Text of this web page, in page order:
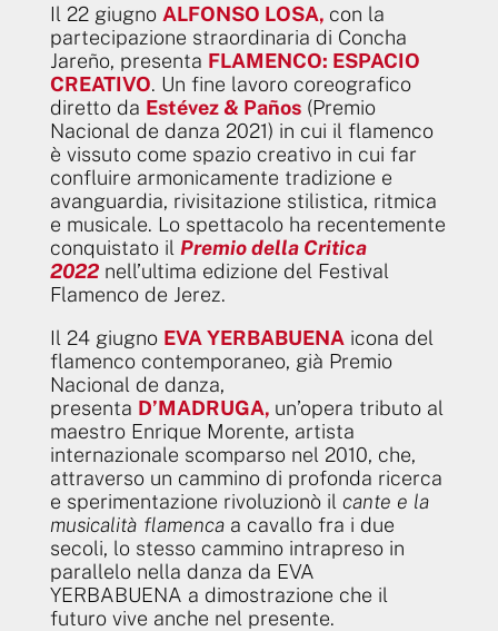
Il 22 giugno ALFONSO LOSA, con la
partecipazione straordinaria di Concha
Jareño, presenta FLAMENCO: ESPACIO
CREATIVO. Un fine lavoro coreografico
diretto da Estévez & Paños(Premio
Nacional de danza 2021) in cui il flamenco
è vissuto come spazio creativo in cui far
confluire armonicamente tradizione e
avanguardia, rivisitazione stilistica, ritmica
e musicale. Lo spettacolo ha recentemente
conquistato il Premio della Critica
2022nell’ultima edizione del Festival
Flamenco de Jerez.
Il 24 giugno EVA YERBABUENA icona del
flamenco contemporaneo, già Premio
Nacional de danza,
presenta D’MADRUGA, un’opera tributo al
maestro Enrique Morente, artista
internazionale scomparso nel 2010, che,
attraverso un cammino di profonda ricerca
e sperimentazione rivoluzionò il cante e la
musicalità flamenca a cavallo fra i due
secoli, lo stesso cammino intrapreso in
parallelo nella danza da EVA
YERBABUENA a dimostrazione che il
futuro vive anche nel presente.